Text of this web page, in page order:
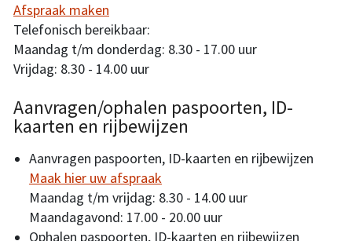
Afspraak maken
Telefonisch bereikbaar:
Maandag t/m donderdag: 8.30 - 17.00 uur
Vrijdag: 8.30 - 14.00 uur
Aanvragen/ophalen paspoorten, ID-
kaarten en rijbewijzen
Aanvragen paspoorten, ID-kaarten en rijbewijzen
Maak hier uw afspraak
Maandag t/m vrijdag: 8.30 - 14.00 uur
Maandagavond: 17.00 - 20.00 uur
Ophalen paspoorten, ID-kaarten en rijbewijzen